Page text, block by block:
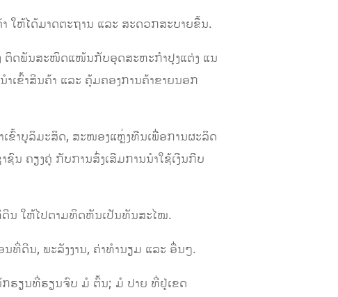
ໃຫ້ໄດ້ມາດຕະຖານ ແລະ ສະດວກສະບາຍຂື້ນ.
ງ ຕິດພັນສະໜິດແໜ້ນກັບອຸດສະຫະກໍາປຸງແຕ່ງ ແນ
ເຂົ້າສີນຄ້າ ແລະ ຄຸ້ມຄອງການຄ້າຂາຍນອກ
ເຂົ້າບູລິມະສິດ, ສະໜອງແຫຼ່ງທືນເພື່ອການຜະລິດ
ນ ຄຽງຄູ່ ກັບການສົ່ງເສີມການນໍາໃຊ້ເງີນກີບ
ນ ໃຫ້ໄປຕາມທິດຫັນເປັນທັນສະໄໝ.
ທີ່ດີນ, ພະລັງງານ, ຄ່າທໍານຽມ ແລະ ອື່ນໆ.
ກຮຽນທີ່ຮຽນຈົບ ມໍ ຕົ້ນ; ມໍ ປາຍ ທີ່ຢູ່ເຂດ